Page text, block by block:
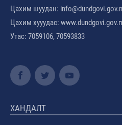
Цахим шуудан:
Цахим хууудас:
Утас: 7059106, 70593833
ХАНДАЛТ